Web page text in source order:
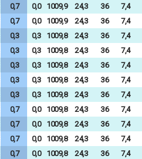
0,7 0,0 1009,9 24,3 36
7,4
0,7 0,0 1009,9 24,3 36
7,4
0,3 0,3 1009,8 24,3 36
7,4
0,3 0,3 1009,8 24,3 36
7,4
0,3 0,3 1009,8 24,3 36
7,4
0,3 0,3 1009,8 24,3 36
7,4
0,3 0,3 1009,8 24,3 36
7,4
0,7 0,0 1009,8 24,3 36
7,4
0,7 0,0 1009,8 24,3 36
7,4
0,7 0,0 1009,8 24,3 36
7,4
0,7 0,0 1009,8 24,3 36
7,4